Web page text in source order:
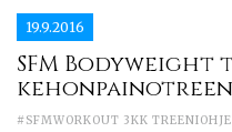
19.9.2016
SFM
#SFMWORKOUT 3KK